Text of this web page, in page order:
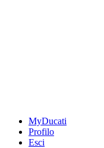
MyDucati
Profilo
Esci